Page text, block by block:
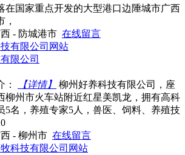
在国家重点开发的大型港口边陲城市广西
，
- 防城港市 在线留言
限公司
：
【详情】
柳州好养科技有限公司，座
柳州市火车站附近红星美凯龙，拥有高科
5名，养殖专家5人，兽医、饲料、养殖技
- 柳州市 在线留言